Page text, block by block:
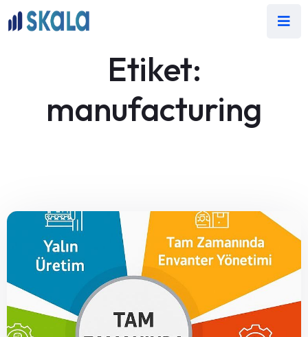
Etiket:
manufacturing